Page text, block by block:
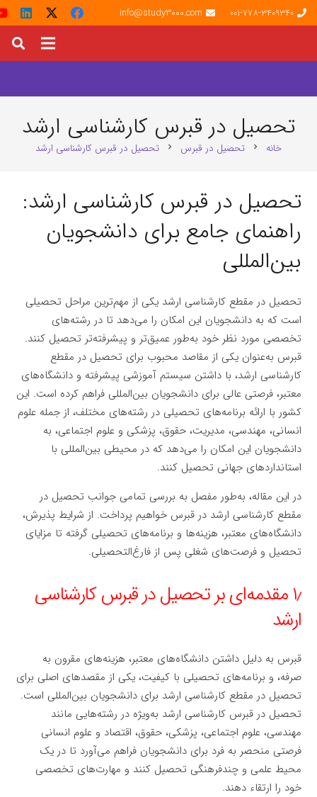
001-778-3409340
info@study3000.com
تحصیل در قبرس کارشناسی ارشد
خانه chevron_right تحصیل در قبرس chevron_right تحصیل در قبرس کارشناسی ارشد
تحصیل در قبرس کارشناسی ارشد:
راهنمای جامع برای دانشجویان
بین‌المللی
تحصیل در مقطع کارشناسی ارشد یکی از مهم‌ترین مراحل تحصیلی
است که به دانشجویان این امکان را می‌دهد تا در رشته‌های
تخصصی مورد نظر خود به‌طور عمیق‌تر و پیشرفته‌تر تحصیل کنند.
قبرس به‌عنوان یکی از مقاصد محبوب برای تحصیل در مقطع
کارشناسی ارشد، با داشتن سیستم آموزشی پیشرفته و دانشگاه‌های
معتبر، فرصتی عالی برای دانشجویان بین‌المللی فراهم کرده است. این
کشور با ارائه برنامه‌های تحصیلی در رشته‌های مختلف، از جمله علوم
انسانی، مهندسی، مدیریت، حقوق، پزشکی و علوم اجتماعی، به
دانشجویان این امکان را می‌دهد که در محیطی بین‌المللی با
استانداردهای جهانی تحصیل کنند.
در این مقاله، به‌طور مفصل به بررسی تمامی جوانب تحصیل در
مقطع کارشناسی ارشد در قبرس خواهیم پرداخت. از شرایط پذیرش،
دانشگاه‌های معتبر، هزینه‌ها و برنامه‌های تحصیلی گرفته تا مزایای
تحصیل و فرصت‌های شغلی پس از فارغ‌التحصیلی.
۱٫ مقدمه‌ای بر تحصیل در قبرس کارشناسی
ارشد
قبرس به دلیل داشتن دانشگاه‌های معتبر، هزینه‌های مقرون به
صرفه، و برنامه‌های تحصیلی با کیفیت، یکی از مقصدهای اصلی برای
تحصیل در مقطع کارشناسی ارشد برای دانشجویان بین‌المللی است.
تحصیل در قبرس کارشناسی ارشد به‌ویژه در رشته‌هایی مانند
مهندسی، علوم اجتماعی، پزشکی، حقوق، اقتصاد و علوم انسانی
فرصتی منحصر به فرد برای دانشجویان فراهم می‌آورد تا در یک
محیط علمی و چندفرهنگی تحصیل کنند و مهارت‌های تخصصی
خود را ارتقاء دهند.